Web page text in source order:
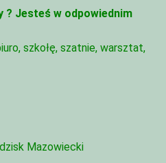
? Jesteś w odpowiednim
szkołę, szatnie, warsztat,
Mazowiecki